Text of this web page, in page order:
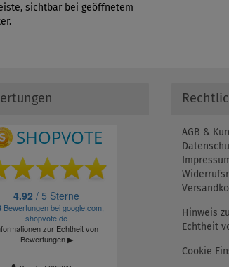
sichtbar bei geöffnetem
AGB &
Hinweis
Echtheit
Cookie